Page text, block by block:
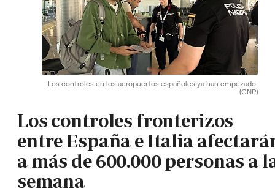
Los controles en los aeropuertos españoles ya han empezado.
(CNP)
Los controles fronterizos
entre España e Italia
a más de 600.000 personas a
semana